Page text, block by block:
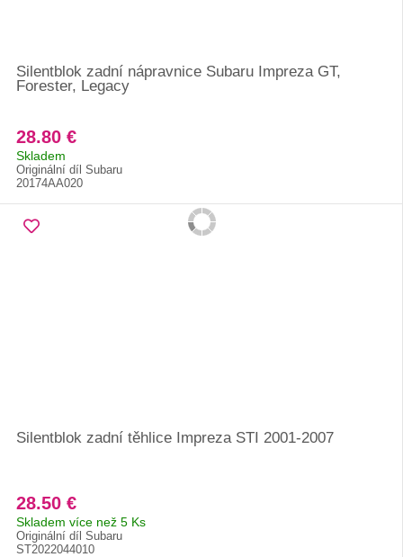
Silentblok zadní nápravnice Subaru Impreza GT,
Forester, Legacy
28.80 €
Skladem
Originální díl Subaru
20174AA020
Silentblok zadní těhlice Impreza STI 2001-2007
28.50 €
Skladem více než 5 Ks
Originální díl Subaru
ST2022044010